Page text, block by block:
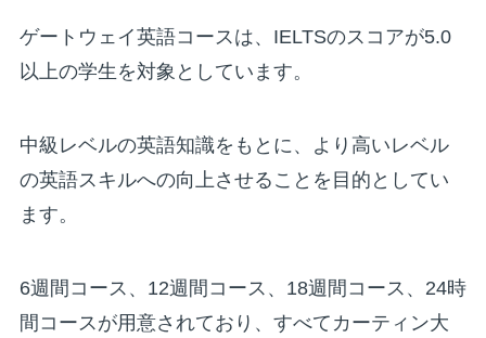
ゲートウェイ英語コースは、IELTSのスコアが5.0
以上の学生を対象としています。
中級レベルの英語知識をもとに、より高いレベル
の英語スキルへの向上させることを目的としてい
ます。
6週間コース、12週間コース、18週間コース、24時
間コースが用意されており、すべてカーティン大